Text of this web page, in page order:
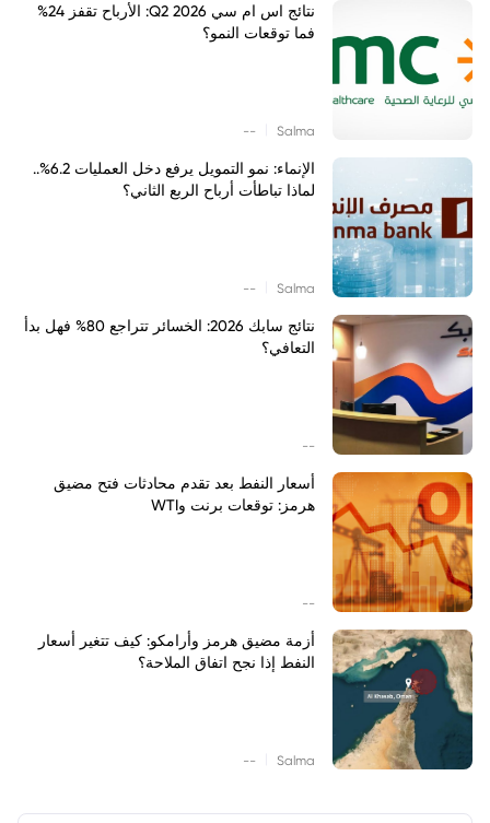
نتائج اس ام سي Q2 2026: الأرباح تقفز 24%
فما توقعات النمو؟
Salma
--
الإنماء: نمو التمويل يرفع دخل العمليات 6.2%..
لماذا تباطأت أرباح الربع الثاني؟
Salma
--
نتائج سابك 2026: الخسائر تتراجع 80% فهل بدأ
التعافي؟
--
أسعار النفط بعد تقدم محادثات فتح مضيق
هرمز: توقعات برنت وWTI
--
أزمة مضيق هرمز وأرامكو: كيف تتغير أسعار
النفط إذا نجح اتفاق الملاحة؟
Salma
--